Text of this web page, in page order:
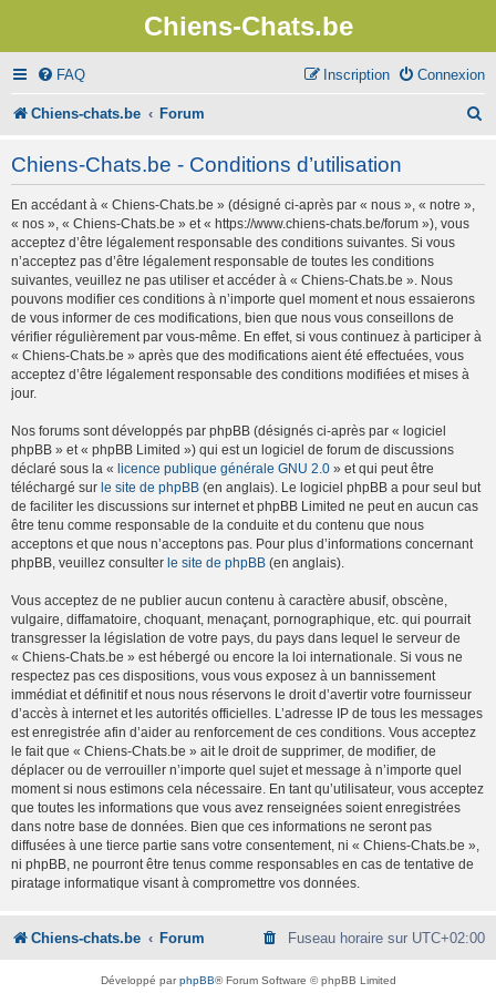
Chiens-Chats.be
FAQ Connexion
Inscription
Chiens-chats.be Forum
Chiens-Chats.be - Conditions d’utilisation
En accédant à « Chiens-Chats.be » (désigné ci-après par « nous », « notre »,
« nos », « Chiens-Chats.be » et « https://www.chiens-chats.be/forum »), vous
acceptez d’être légalement responsable des conditions suivantes. Si vous
n’acceptez pas d’être légalement responsable de toutes les conditions
suivantes, veuillez ne pas utiliser et accéder à « Chiens-Chats.be ». Nous
pouvons modifier ces conditions à n’importe quel moment et nous essaierons
de vous informer de ces modifications, bien que nous vous conseillons de
vérifier régulièrement par vous-même. En effet, si vous continuez à participer à
« Chiens-Chats.be » après que des modifications aient été effectuées, vous
acceptez d’être légalement responsable des conditions modifiées et mises à
jour.
Nos forums sont développés par phpBB (désignés ci-après par « logiciel
phpBB » et « phpBB Limited ») qui est un logiciel de forum de discussions
déclaré sous la « licence publique générale GNU 2.0 » et qui peut être
téléchargé sur le site de phpBB (en anglais). Le logiciel phpBB a pour seul but
de faciliter les discussions sur internet et phpBB Limited ne peut en aucun cas
être tenu comme responsable de la conduite et du contenu que nous
acceptons et que nous n’acceptons pas. Pour plus d’informations concernant
phpBB, veuillez consulter le site de phpBB (en anglais).
Vous acceptez de ne publier aucun contenu à caractère abusif, obscène,
vulgaire, diffamatoire, choquant, menaçant, pornographique, etc. qui pourrait
transgresser la législation de votre pays, du pays dans lequel le serveur de
« Chiens-Chats.be » est hébergé ou encore la loi internationale. Si vous ne
respectez pas ces dispositions, vous vous exposez à un bannissement
immédiat et définitif et nous nous réservons le droit d’avertir votre fournisseur
d’accès à internet et les autorités officielles. L’adresse IP de tous les messages
est enregistrée afin d’aider au renforcement de ces conditions. Vous acceptez
le fait que « Chiens-Chats.be » ait le droit de supprimer, de modifier, de
déplacer ou de verrouiller n’importe quel sujet et message à n’importe quel
moment si nous estimons cela nécessaire. En tant qu’utilisateur, vous acceptez
que toutes les informations que vous avez renseignées soient enregistrées
dans notre base de données. Bien que ces informations ne seront pas
diffusées à une tierce partie sans votre consentement, ni « Chiens-Chats.be »,
ni phpBB, ne pourront être tenus comme responsables en cas de tentative de
piratage informatique visant à compromettre vos données.
Chiens-chats.be Forum Fuseau horaire sur UTC+02:00
Développé parphpBB® Forum Software © phpBB Limited